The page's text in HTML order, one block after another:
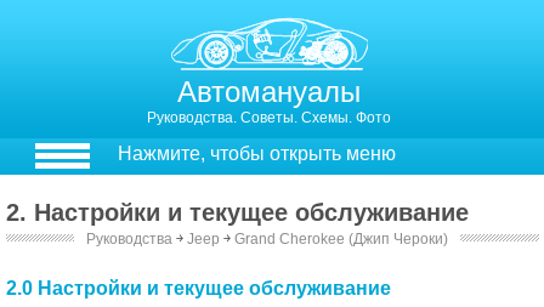
Автомануалы
Руководства. Советы. Схемы. Фото
Нажмите, чтобы открыть меню
2. Настройки и текущее обслуживание
Руководства ￫ Jeep ￫ Grand Cherokee (Джип Чероки)
2.0 Настройки и текущее обслуживание